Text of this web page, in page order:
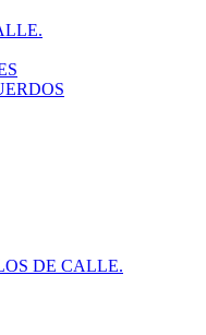
DE CALLE.